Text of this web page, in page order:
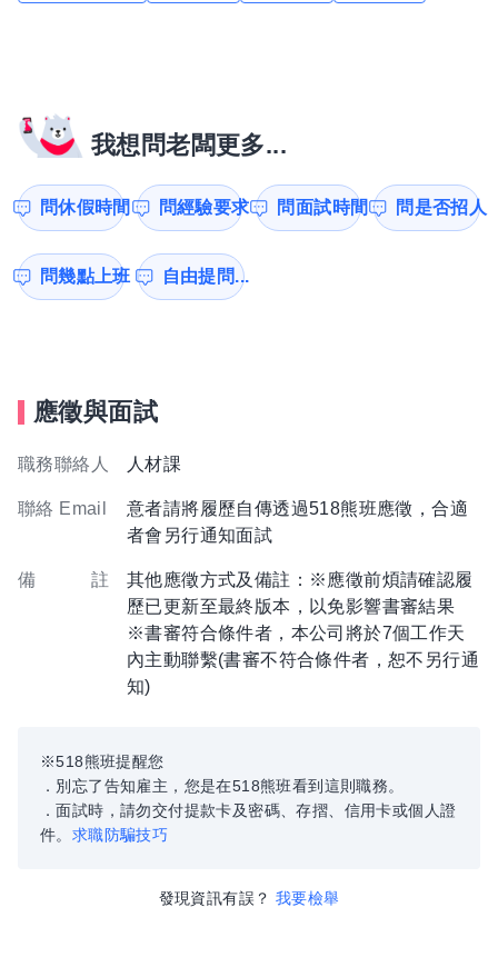
我想問老闆更多...
問休假時間 問經驗要求 問面試時間 問是否招人
問幾點上班 自由提問...
應徵與面試
職務聯絡人 人材課
聯絡 Email
意者請將履歷自傳透過518熊班應徵，合適
者會另行通知面試
備 註
其他應徵方式及備註：※應徵前煩請確認履
歷已更新至最終版本，以免影響書審結果
※書審符合條件者，本公司將於7個工作天
內主動聯繫(書審不符合條件者，恕不另行通
知)
※518熊班提醒您
．別忘了告知雇主，您是在518熊班看到這則職務。
．面試時，請勿交付提款卡及密碼、存摺、信用卡或個人證
件。 求職防騙技巧
發現資訊有誤？ 我要檢舉